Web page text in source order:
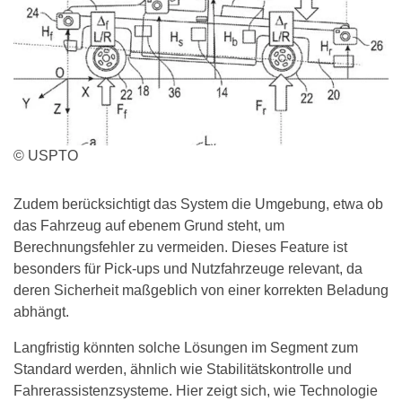
© USPTO
Zudem berücksichtigt das System die Umgebung, etwa ob
das Fahrzeug auf ebenem Grund steht, um
Berechnungsfehler zu vermeiden. Dieses Feature ist
besonders für Pick-ups und Nutzfahrzeuge relevant, da
deren Sicherheit maßgeblich von einer korrekten Beladung
abhängt.
Langfristig könnten solche Lösungen im Segment zum
Standard werden, ähnlich wie Stabilitätskontrolle und
Fahrerassistenzsysteme. Hier zeigt sich, wie Technologie